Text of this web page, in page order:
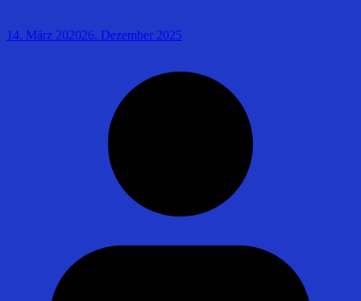
14. März 202026. Dezember 2025